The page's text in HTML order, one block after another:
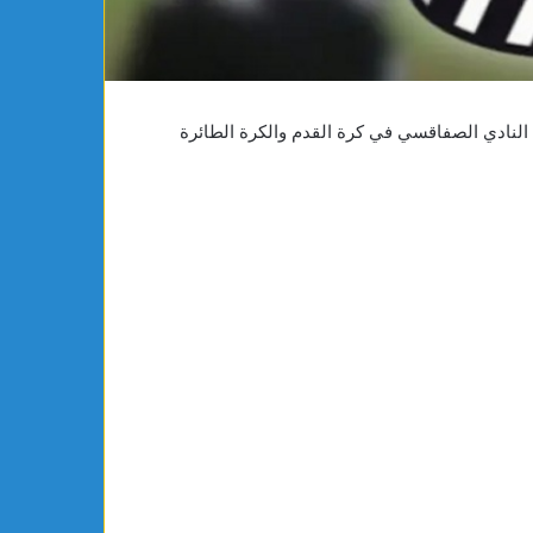
نوفمبر والأحد 1 ديسمبر 2024، مقابلات النادي الصفاقسي في كرة القدم والكرة الطائرة